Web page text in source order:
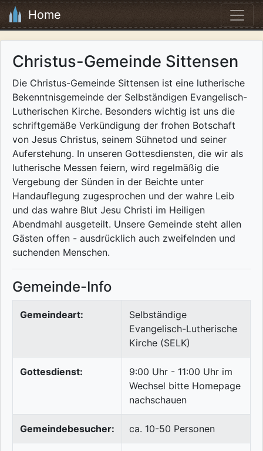
Home
Christus-Gemeinde Sittensen
Die Christus-Gemeinde Sittensen ist eine lutherische
Bekenntnisgemeinde der Selbständigen Evangelisch-
Lutherischen Kirche. Besonders wichtig ist uns die
schriftgemäße Verkündigung der frohen Botschaft
von Jesus Christus, seinem Sühnetod und seiner
Auferstehung. In unseren Gottesdiensten, die wir als
lutherische Messen feiern, wird regelmäßig die
Vergebung der Sünden in der Beichte unter
Handauflegung zugesprochen und der wahre Leib
und das wahre Blut Jesu Christi im Heiligen
Abendmahl ausgeteilt. Unsere Gemeinde steht allen
Gästen offen - ausdrücklich auch zweifelnden und
suchenden Menschen.
Gemeinde-Info
Gemeindeart:
Selbständige
Evangelisch-Lutherische
Kirche (SELK)
Gottesdienst:
9:00 Uhr - 11:00 Uhr im
Wechsel bitte Homepage
nachschauen
Gemeindebesucher: ca. 10-50 Personen